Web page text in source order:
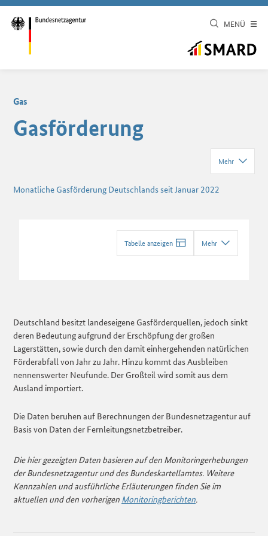
MENÜ
Gas
Gasförderung
Mehr
Monatliche Gasförderung Deutschlands seit Januar 2022
Tabelle anzeigen Mehr
Deutschland besitzt landeseigene Gasförderquellen, jedoch sinkt
deren Bedeutung aufgrund der Erschöpfung der großen
Lagerstätten, sowie durch den damit einhergehenden natürlichen
Förderabfall von Jahr zu Jahr. Hinzu kommt das Ausbleiben
nennenswerter Neufunde. Der Großteil wird somit aus dem
Ausland importiert.
Die Daten beruhen auf Berechnungen der Bundesnetzagentur auf
Basis von Daten der Fernleitungsnetzbetreiber.
Die hier gezeigten Daten basieren auf den Monitoringerhebungen
der Bundesnetzagentur und des Bundeskartellamtes. Weitere
Kennzahlen und ausführliche Erläuterungen finden Sie im
aktuellen und den vorherigen Monitoringberichten.